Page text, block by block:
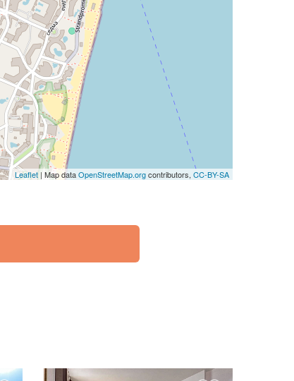
Leaflet | Map dataOpenStreetMap.orgcontributors, CC-BY-SA